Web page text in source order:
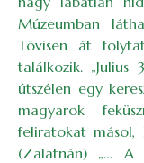
Múzeumban
Tövisen át
találkozik.
útszélen egy
magyarok
feliratokat másol,
(Zalatnán) „… A